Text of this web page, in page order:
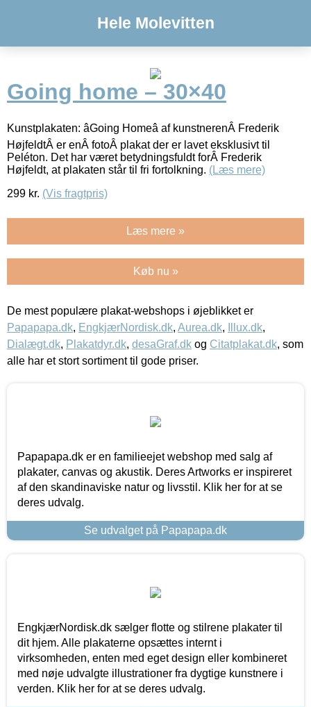
Hele Molevitten
Going home – 30×40
Kunstplakaten: âGoing Homeâ af kunstnerenÂ Frederik
HøjfeldtÂ er enÂ fotoÂ plakat der er lavet eksklusivt til
Peléton. Det har været betydningsfuldt forÂ Frederik
Højfeldt, at plakaten står til fri fortolkning. (Læs mere)
299 kr. (Vis fragtpris)
Læs mere »
Køb nu »
De mest populære plakat-webshops i øjeblikket er
Papapapa.dk, EngkjærNordisk.dk, Aurea.dk, Illux.dk,
Dialægt.dk, Plakatdyr.dk, desaGraf.dk og Citatplakat.dk, som
alle har et stort sortiment til gode priser.
Papapapa.dk er en familieejet webshop med salg af
plakater, canvas og akustik. Deres Artworks er inspireret
af den skandinaviske natur og livsstil. Klik her for at se
deres udvalg.
Se udvalget på Papapapa.dk
EngkjærNordisk.dk sælger flotte og stilrene plakater til
dit hjem. Alle plakaterne opsættes internt i
virksomheden, enten med eget design eller kombineret
med nøje udvalgte illustrationer fra dygtige kunstnere i
verden. Klik her for at se deres udvalg.